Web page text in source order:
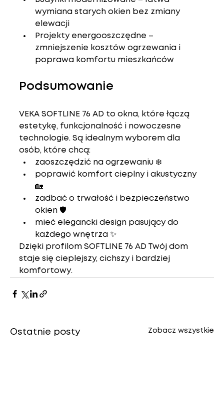
wymiana starych okien bez zmiany
elewacji
Projekty energooszczędne –
zmniejszenie kosztów ogrzewania i
poprawa komfortu mieszkańców
Podsumowanie
VEKA SOFTLINE 76 AD to okna, które łączą
estetykę, funkcjonalność i nowoczesne
technologie. Są idealnym wyborem dla
osób, które chcą:
zaoszczędzić na ogrzewaniu ❄️
poprawić komfort cieplny i akustyczny
🏡
zadbać o trwałość i bezpieczeństwo
okien 🛡️
mieć elegancki design pasujący do
każdego wnętrza ✨
Dzięki profilom SOFTLINE 76 AD Twój dom
staje się cieplejszy, cichszy i bardziej
komfortowy.
Ostatnie posty Zobacz wszystkie